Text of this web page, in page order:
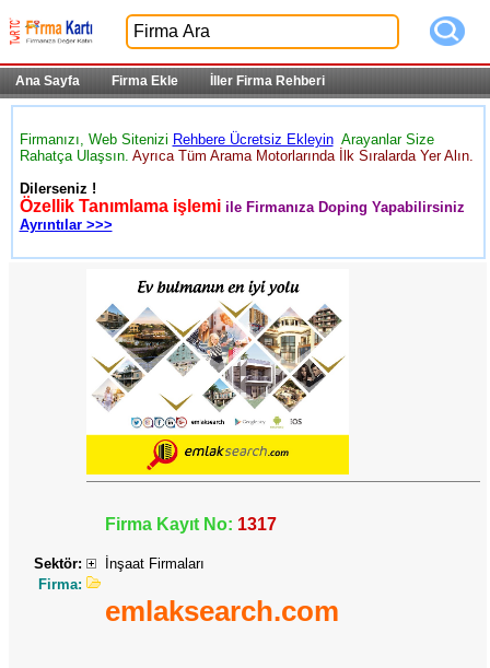
Ana Sayfa Firma Ekle İller Firma Rehberi
Firmanızı, Web Sitenizi Rehbere Ücretsiz Ekleyin Arayanlar Size
Rahatça Ulaşsın. Ayrıca Tüm Arama Motorlarında İlk Sıralarda Yer Alın.
Dilerseniz !
Özellik Tanımlama işlemi ile Firmanıza Doping Yapabilirsiniz
Ayrıntılar >>>
Firma Kayıt No: 1317
Sektör:
İnşaat Firmaları
Firma:
emlaksearch.com